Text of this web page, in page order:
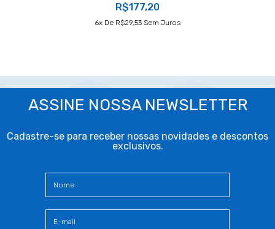
R$177,20
6X De R$29,53 Sem Juros
ASSINE NOSSA NEWSLETTER
Cadastre-se para receber nossas novidades e descontos
exclusivos.